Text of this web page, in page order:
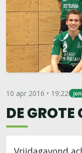
10 apr 2016 • 19:22
DE GROTE